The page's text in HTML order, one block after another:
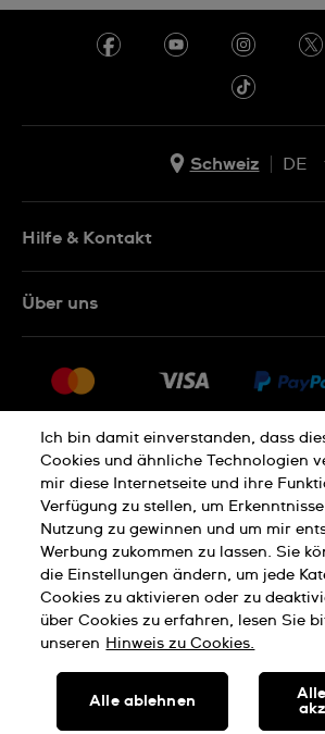
Schweiz
DE
IT
Hilfe & Kontakt
Rückgaberecht
Verkaufs- und Lieferbedingungen
Vertrag widerrufen
Über uns
Jobs
Datenschutzerklärung
Nutzungsbedingungen
SWISS MADE
Ich bin damit einverstanden, dass
Cookies und ähnliche Technologien
mir diese Internetseite und ihre
Verfügung zu stellen, um
Nutzung zu gewinnen und um mir
Werbung zukommen zu lassen. Sie
die Einstellungen ändern, um jede
Cookies zu aktivieren oder zu
über Cookies zu erfahren, lesen Sie
unseren Hinweis zu Cookies.
Alle ablehnen